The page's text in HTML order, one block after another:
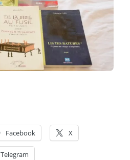
Facebook X
Telegram